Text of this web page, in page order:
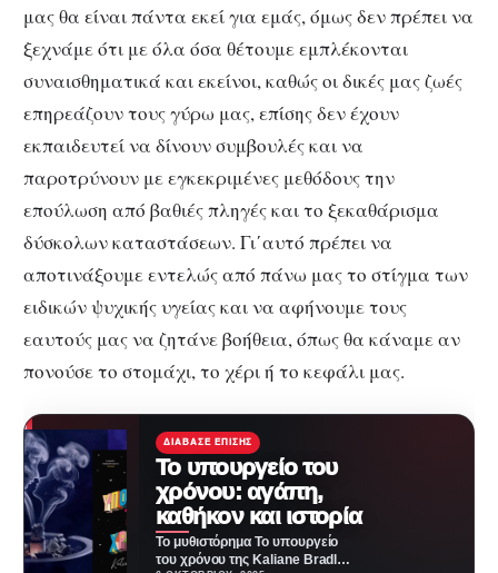
μας θα είναι πάντα εκεί για εμάς, όμως δεν πρέπει να
ξεχνάμε ότι με όλα όσα θέτουμε εμπλέκονται
συναισθηματικά και εκείνοι, καθώς οι δικές μας ζωές
επηρεάζουν τους γύρω μας, επίσης δεν έχουν
εκπαιδευτεί να δίνουν συμβουλές και να
παροτρύνουν με εγκεκριμένες μεθόδους την
επούλωση από βαθιές πληγές και το ξεκαθάρισμα
δύσκολων καταστάσεων. Γι΄αυτό πρέπει να
αποτινάξουμε εντελώς από πάνω μας το στίγμα των
ειδικών ψυχικής υγείας και να αφήνουμε τους
εαυτούς μας να ζητάνε βοήθεια, όπως θα κάναμε αν
πονούσε το στομάχι, το χέρι ή το κεφάλι μας.
ΔΙΆΒΑΣΕ ΕΠΊΣΗΣ
Το υπουργείο του
χρόνου: αγάπη,
καθήκον και ιστορία
Το μυθιστόρημα Το υπουργείο
του χρόνου της Kaliane Bradley,